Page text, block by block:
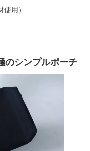
用）
のシンプルポーチ